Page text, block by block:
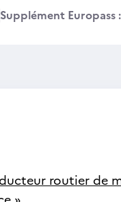
Supplément Europass :
routier de